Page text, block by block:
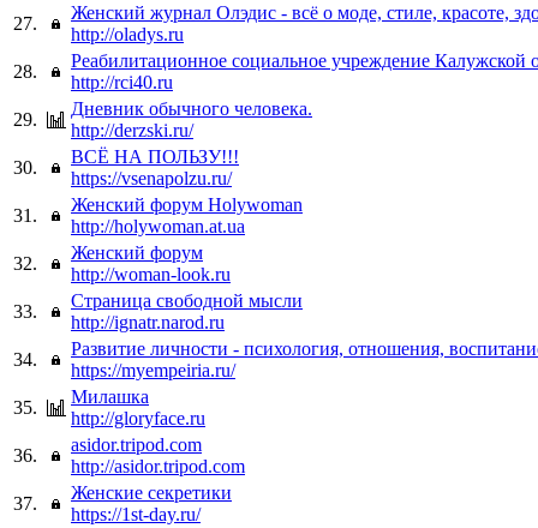
27.
Женский журнал Олэдис - всё о моде, стиле, красоте,
http://oladys.ru
28.
Реабилитационное социальное учреждение Калужской
http://rci40.ru
29.
Дневник обычного человека.
http://derzski.ru/
30.
ВСЁ НА ПОЛЬЗУ!!!
https://vsenapolzu.ru/
31.
Женский форум Holywoman
http://holywoman.at.ua
32.
Женский форум
http://woman-look.ru
33.
Страница свободной мысли
http://ignatr.narod.ru
34.
Развитие личности - психология, отношения,
https://myempeiria.ru/
35.
Милашка
http://gloryface.ru
36.
asidor.tripod.com
http://asidor.tripod.com
37.
Женские секретики
https://1st-day.ru/